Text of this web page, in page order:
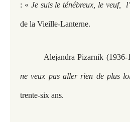
: « Je suis le ténébreux, le veuf,
de la Vieille-Lanterne.
Alejandra Pizarnik
ne veux pas aller rien de plus
trente-six ans.